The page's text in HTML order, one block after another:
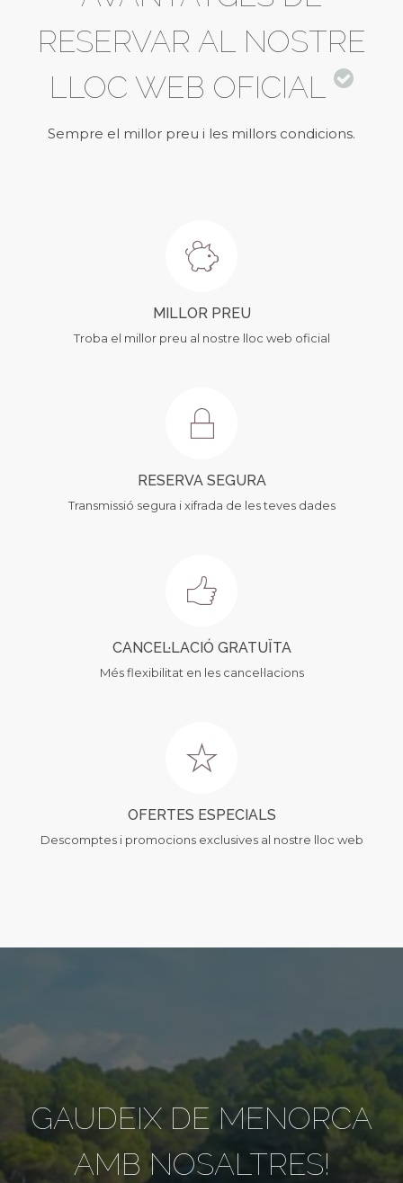
RESERVAR AL NOSTRE
LLOC WEB OFICIAL
Sempre el millor preu i les millors condicions.
MILLOR PREU
Troba el millor preu al nostre lloc web oficial
RESERVA SEGURA
Transmissió segura i xifrada de les teves dades
CANCEL·LACIÓ GRATUÏTA
Més flexibilitat en les cancel·lacions
OFERTES ESPECIALS
Descomptes i promocions exclusives al nostre lloc web
GAUDEIX DE MENORCA
AMB NOSALTRES!